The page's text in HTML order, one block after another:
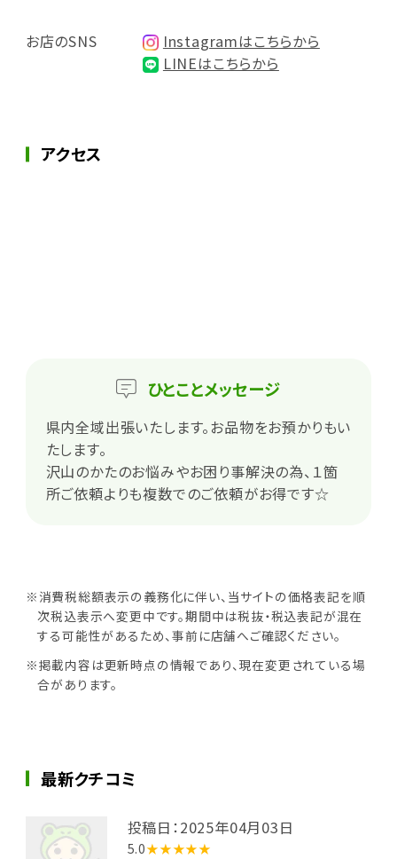
お店のSNS
Instagramはこちらから
LINEはこちらから
アクセス
ひとことメッセージ
県内全域出張いたします。お品物をお預かりもい
たします。
沢山のかたのお悩みやお困り事解決の為、１箇
所ご依頼よりも複数でのご依頼がお得です☆
※消費税総額表示の義務化に伴い、当サイトの価格表記を順
次税込表示へ変更中です。期間中は税抜・税込表記が混在
する可能性があるため、事前に店舗へご確認ください。
※掲載内容は更新時点の情報であり、現在変更されている場
合があります。
最新クチコミ
投稿日：2025年04月03日
5.0★★★★★